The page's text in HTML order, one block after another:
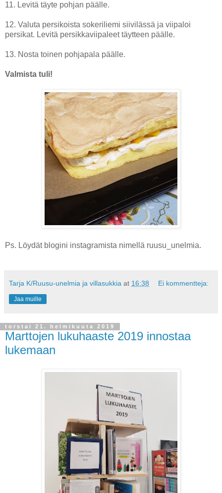
11. Levitä täyte pohjan päälle.
12. Valuta persikoista sokeriliemi siivilässä ja viipaloi
persikat. Levitä persikkaviipaleet täytteen päälle.
13. Nosta toinen pohjapala päälle.
Valmista tuli!
Ps. Löydät blogini instagramista nimellä ruusu_unelmia.
Tarja K/Ruusu-unelmia ja villasukkia at 16:38 Ei kommentteja:
Jaa muille
torstai 21. helmikuuta 2019
Marttojen lukuhaaste 2019 innostaa
lukemaan